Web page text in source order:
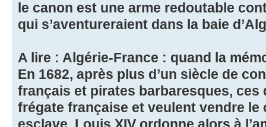
le canon est une arme redoutable
qui s’aventureraient dans la baie
A lire : Algérie-France : quand la
En 1682, après plus d’un siècle de
français et pirates barbaresques,
frégate française et veulent vendre le
esclave. Louis XIV ordonne alors à